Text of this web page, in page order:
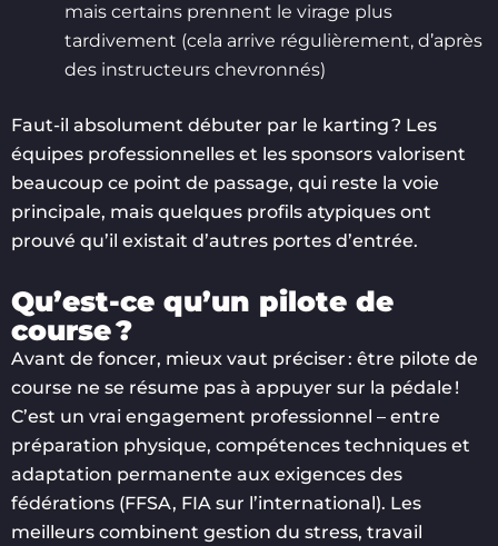
mais certains prennent le virage plus
tardivement (cela arrive régulièrement, d’après
des instructeurs chevronnés)
Faut-il absolument débuter par le karting ? Les
équipes professionnelles et les sponsors valorisent
beaucoup ce point de passage, qui reste la voie
principale, mais quelques profils atypiques ont
prouvé qu’il existait d’autres portes d’entrée.
Qu’est-ce qu’un pilote de
course ?
Avant de foncer, mieux vaut préciser : être pilote de
course ne se résume pas à appuyer sur la pédale !
C’est un vrai engagement professionnel – entre
préparation physique, compétences techniques et
adaptation permanente aux exigences des
fédérations (FFSA, FIA sur l’international). Les
meilleurs combinent gestion du stress, travail